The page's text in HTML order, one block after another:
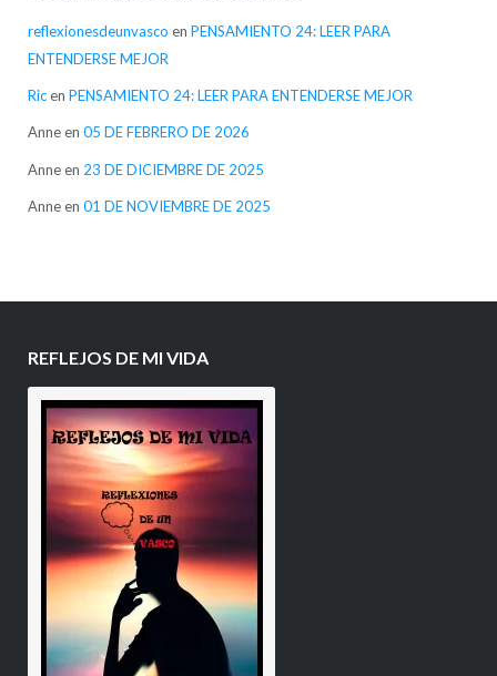
reflexionesdeunvasco en PENSAMIENTO 24: LEER PARA
ENTENDERSE MEJOR
Ricen PENSAMIENTO 24: LEER PARA ENTENDERSE MEJOR
Anneen 05 DE FEBRERO DE 2026
Anneen 23 DE DICIEMBRE DE 2025
Anneen 01 DE NOVIEMBRE DE 2025
REFLEJOS DE MI VIDA